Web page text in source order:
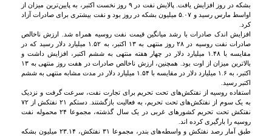
بشکه در روز افزایش یافت. پالایش نفت در ۹ روز نخست اکتبر، به پایین‌ترین میزان از
اواسط مارس رسید و ۵.۰۷ میلیون بشکه در روز بود و نفت بیشتری برای صادرات آزاد
کرد.
افزایش اندک صادرات با رشد میانگین قیمت نفت روسیه همراه شد. ارزش ناخالص
صادرات نفت روسیه در ۲۸ روز منتهی به ۱۳ اکتبر، به ۱.۵۲ میلیارد دلار رسید که در
مقایسه با ۱.۴۸ میلیارد دلار در چهار هفته منتهی به ششم اکتبر، افزایش داشت و
بالاترین میزان از اوت بود. همچنین، ارزش ناخالص صادرات در هفت روز منتهی به ۱۳
اکتبر، به ۱.۶ میلیارد دلار در مقایسه با ۱.۵۴ میلیارد دلار در مدت مشابه منتهی به ششم
اکتبر رسید.
استفاده روسیه از نفتکش‌های تحت تحریم برای تجارت نفت، سرعت گرفت و نزدیک
به یک سوم از نفتکش‌های تحت تحریم، به فعالیت بازگشتند. دستکم ۲۱ نفتکش از ۷۲
نفتکش تحت تحریم کشورهای غربی در یک سال گذشته، مجموعا ۲۴ محموله نفت
روسیه را بارگیری کرده اند.
طبق آمار رصد نفتکش و واسطه‌های بندر، مجموعا ۳۱ نفتکش، ۲۳.۱۴ میلیون بشکه